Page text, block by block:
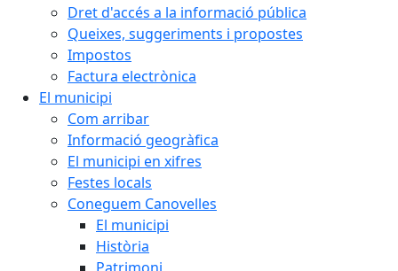
Dret d'accés a la informació pública
Queixes, suggeriments i propostes
Impostos
Factura electrònica
El municipi
Com arribar
Informació geogràfica
El municipi en xifres
Festes locals
Coneguem Canovelles
El municipi
Història